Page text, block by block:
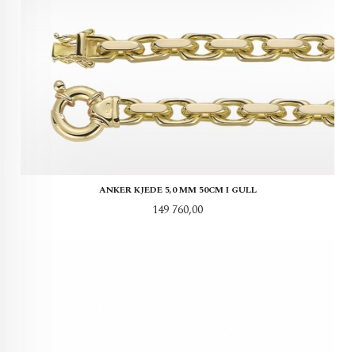
ANKER KJEDE 5,0 MM 50CM I GULL
Pris
149 760,00